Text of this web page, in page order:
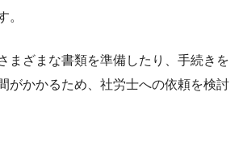
。
まざまな書類を準備したり、手続きを
がかかるため、社労士への依頼を検討